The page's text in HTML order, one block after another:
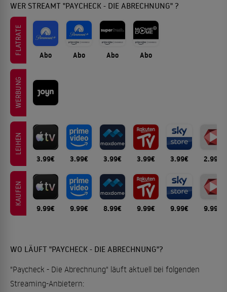
WER STREAMT "PAYCHECK - DIE ABRECHNUNG" ?
FLATRATE Abo Abo Abo Abo
WERBUNG
LEIHEN
3.99€ 3.99€ 3.99€ 3.99€ 3.99€ 2.99€
KAUFEN
9.99€ 9.99€ 8.99€ 9.99€ 9.99€ 9.99€
WO LÄUFT "PAYCHECK - DIE ABRECHNUNG"?
"Paycheck - Die Abrechnung" läuft aktuell bei folgenden
Streaming-Anbietern: